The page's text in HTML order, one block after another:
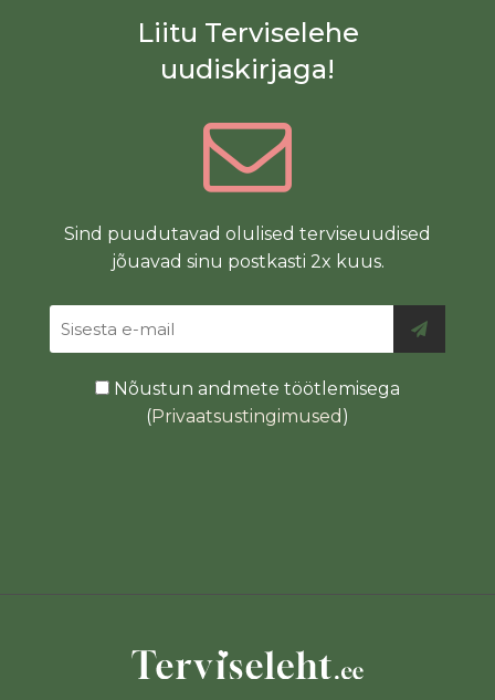
Liitu Terviselehe
uudiskirjaga!
Sind puudutavad olulised terviseuudised
jõuavad sinu postkasti 2x kuus.
Nõustun andmete töötlemisega
(Privaatsustingimused )